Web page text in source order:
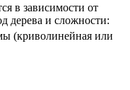
в зависимости от
дерева и сложности:
(криволинейная или